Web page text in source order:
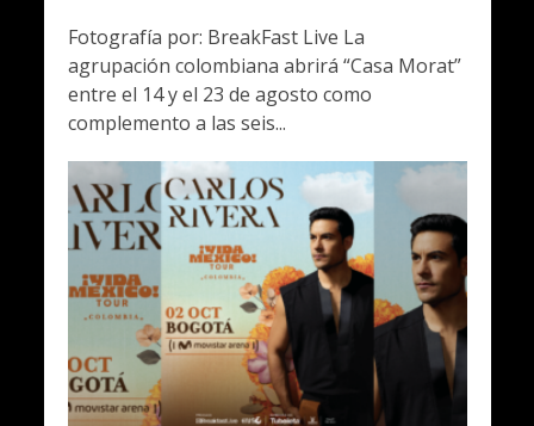
Fotografía por: BreakFast Live La
agrupación colombiana abrirá “Casa Morat”
entre el 14 y el 23 de agosto como
complemento a las seis...